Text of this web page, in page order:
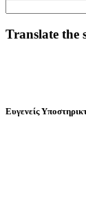
Translate the
Ευγενείς